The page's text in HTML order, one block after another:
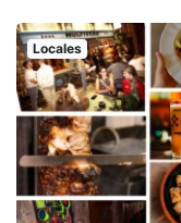
Locales